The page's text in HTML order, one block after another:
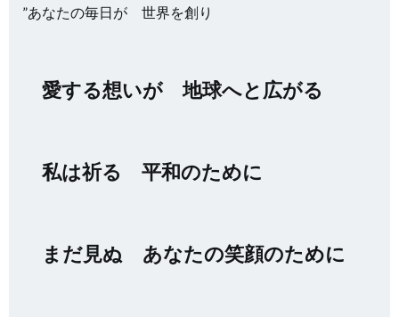
”あなたの毎日が 世界を創り
愛する想いが 地球へと広がる
私は祈る 平和のために
まだ見ぬ あなたの笑顔のために